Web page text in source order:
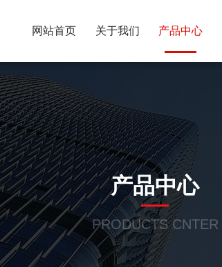
网站首页 关于我们 产品中心
产品中心
PRODUCTS CNTER